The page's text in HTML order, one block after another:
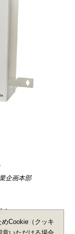
Cookie（クッキ
企画本部
］
ション部